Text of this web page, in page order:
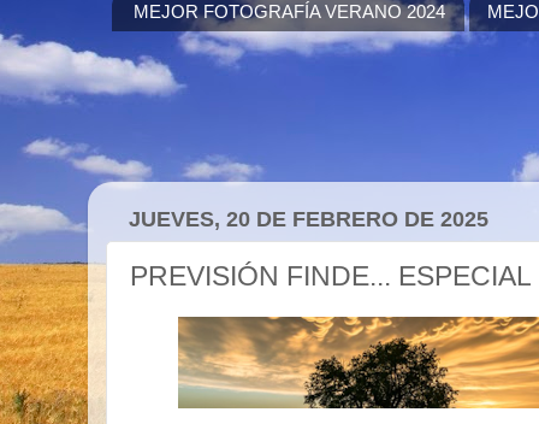
MEJOR FOTOGRAFÍA VERANO 2024
JUEVES, 20 DE FEBRERO DE 2025
PREVISIÓN FINDE... ESPECIAL